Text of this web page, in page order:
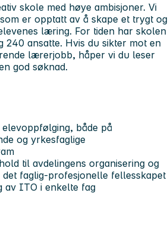
skole med høye ambisjoner. Vi
er opptatt av å skape et trygt og
læring. For tiden har skolen
240 ansatte. Hvis du sikter mot en
lærerjobb, håper vi du leser
god søknad.
både på
og yrkesfaglige
til avdelingens organisering og
det faglig-profesjonelle fellesskapet
av ITO i enkelte fag